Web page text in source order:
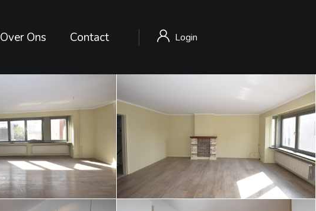
Over Ons Contact Login